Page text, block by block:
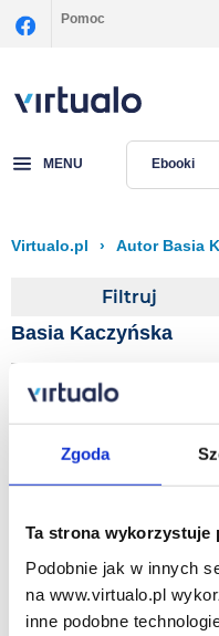
Zgoda
Ta strona wykorzystuje
Podobnie jak w innych
na www.virtualo.pl
inne podobne
Pomoc
MENU Ebooki
Virtualo.pl › Autor Basia
Filtruj
Basia Kaczyńska